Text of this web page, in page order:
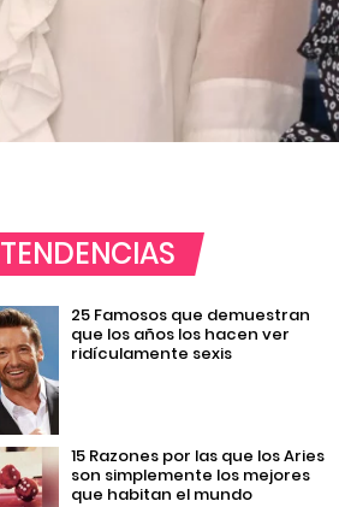
TENDENCIAS
25 Famosos que demuestran
que los años los hacen ver
ridículamente sexis
15 Razones por las que los Aries
son simplemente los mejores
que habitan el mundo